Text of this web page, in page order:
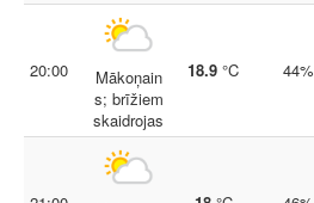
20:00
Mākoņain
s; brīžiem
skaidrojas
18.9 °C 44%